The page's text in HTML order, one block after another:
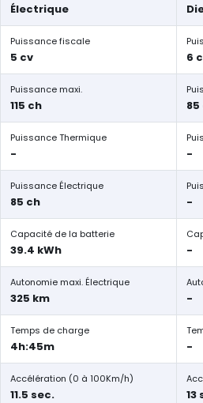
Électrique
Puissance fiscale
5 cv 6
Puissance maxi.
115 ch
Puissance Thermique
- -
Puissance Électrique
85 ch -
Capacité de la batterie
39.4 kWh -
Autonomie maxi. Électrique
325 km -
Temps de charge
4h:45m -
Accélération (0 à 100Km/h)
11.5 sec. 13